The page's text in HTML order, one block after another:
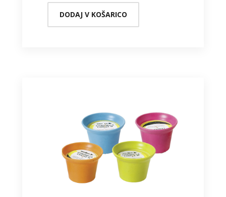
DODAJ V KOŠARICO